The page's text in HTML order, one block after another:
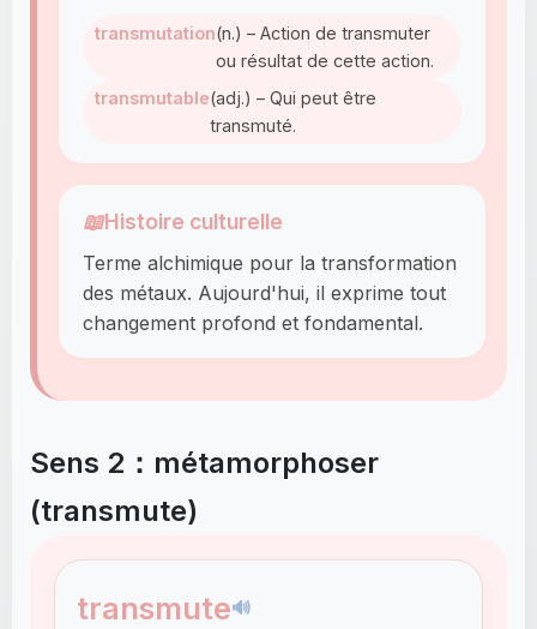
transmutation(n.) – Action de transmuter
ou résultat de cette action.
transmutable(adj.) – Qui peut être
transmuté.
📖Histoire culturelle
Terme alchimique pour la transformation
des métaux. Aujourd'hui, il exprime tout
changement profond et fondamental.
Sens 2：métamorphoser
(transmute)
transmute🔊